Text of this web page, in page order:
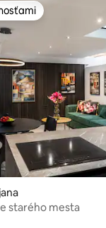
starého mesta